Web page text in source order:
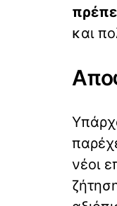
και
νέοι